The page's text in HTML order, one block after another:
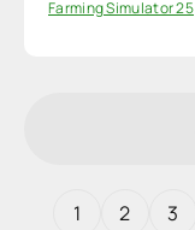
Farming Simulator 25
1 2 3